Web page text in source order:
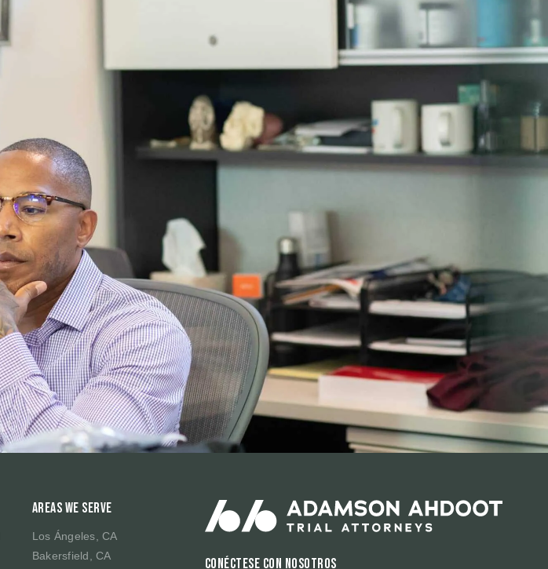
Areas We Serve
Los Ángeles, CA
Bakersfield, CA
Conéctese con nosotros